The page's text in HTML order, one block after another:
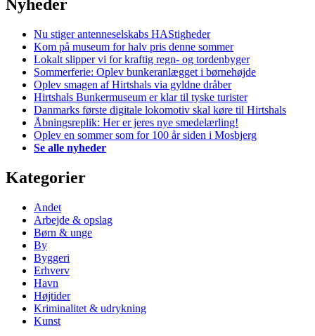
Nyheder
Nu stiger antenneselskabs HAStigheder
Kom på museum for halv pris denne sommer
Lokalt slipper vi for kraftig regn- og tordenbyger
Sommerferie: Oplev bunkeranlægget i børnehøjde
Oplev smagen af Hirtshals via gyldne dråber
Hirtshals Bunkermuseum er klar til tyske turister
Danmarks første digitale lokomotiv skal køre til Hirtshals
Åbningsreplik: Her er jeres nye smedelærling!
Oplev en sommer som for 100 år siden i Mosbjerg
Se alle nyheder
Kategorier
Andet
Arbejde & opslag
Børn & unge
By
Byggeri
Erhverv
Havn
Højtider
Kriminalitet & udrykning
Kunst